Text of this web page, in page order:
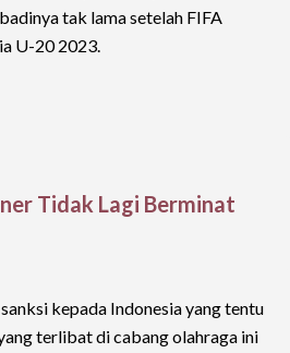
tak lama setelah FIFA
U-20 2023.
Tidak Lagi Berminat
kepada Indonesia yang tentu
terlibat di cabang olahraga ini